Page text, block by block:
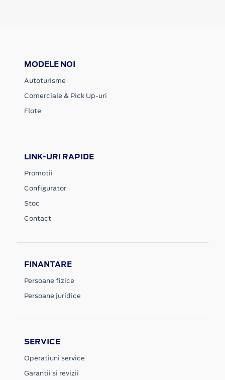
MODELE NOI
Autoturisme
Comerciale & Pick Up-uri
Flote
LINK-URI RAPIDE
Promotii
Configurator
Stoc
Contact
FINANTARE
Persoane fizice
Persoane juridice
SERVICE
Operatiuni service
Garantii si revizii